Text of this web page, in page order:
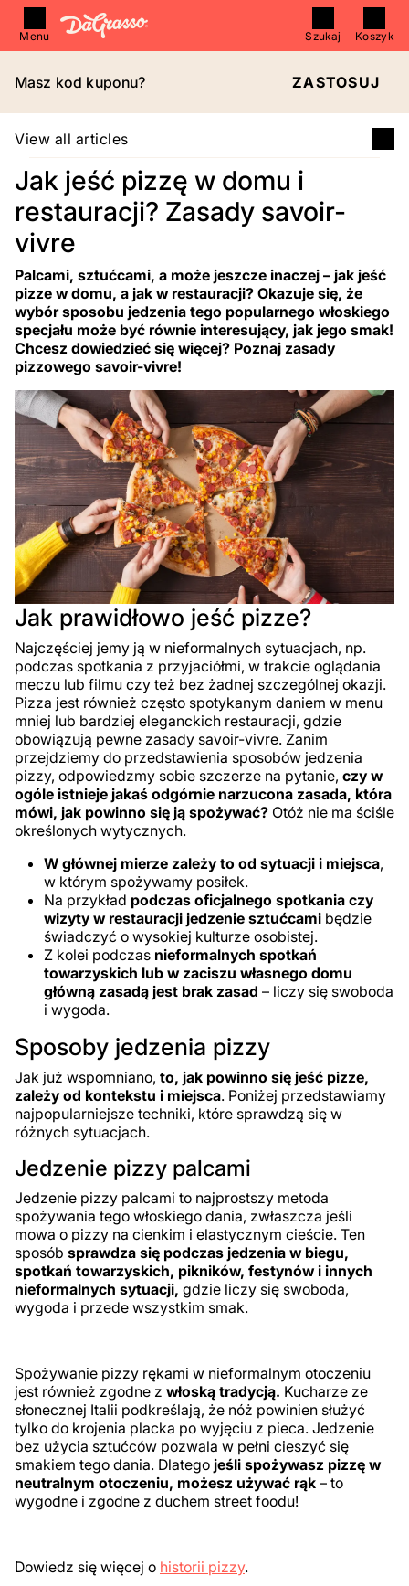
Menu Szukaj Koszyk
Masz kod kuponu? ZASTOSUJ
View all articles
Jak jeść pizzę w domu i
restauracji? Zasady savoir-
vivre
Palcami, sztućcami, a może jeszcze inaczej – jak jeść
pizze w domu, a jak w restauracji? Okazuje się, że
wybór sposobu jedzenia tego popularnego włoskiego
specjału może być równie interesujący, jak jego smak!
Chcesz dowiedzieć się więcej? Poznaj zasady
pizzowego savoir-vivre!
Jak prawidłowo jeść pizze?
Najczęściej jemy ją w nieformalnych sytuacjach, np.
podczas spotkania z przyjaciółmi, w trakcie oglądania
meczu lub filmu czy też bez żadnej szczególnej okazji.
Pizza jest również często spotykanym daniem w menu
mniej lub bardziej eleganckich restauracji, gdzie
obowiązują pewne zasady savoir-vivre. Zanim
przejdziemy do przedstawienia sposobów jedzenia
pizzy, odpowiedzmy sobie szczerze na pytanie, czy w
ogóle istnieje jakaś odgórnie narzucona zasada, która
mówi, jak powinno się ją spożywać? Otóż nie ma ściśle
określonych wytycznych.
W głównej mierze zależy to od sytuacji i miejsca,
w którym spożywamy posiłek.
Na przykład podczas oficjalnego spotkania czy
wizyty w restauracji jedzenie sztućcami będzie
świadczyć o wysokiej kulturze osobistej.
Z kolei podczas nieformalnych spotkań
towarzyskich lub w zaciszu własnego domu
główną zasadą jest brak zasad – liczy się swoboda
i wygoda.
Sposoby jedzenia pizzy
Jak już wspomniano, to, jak powinno się jeść pizze,
zależy od kontekstu i miejsca. Poniżej przedstawiamy
najpopularniejsze techniki, które sprawdzą się w
różnych sytuacjach.
Jedzenie pizzy palcami
Jedzenie pizzy palcami to najprostszy metoda
spożywania tego włoskiego dania, zwłaszcza jeśli
mowa o pizzy na cienkim i elastycznym cieście. Ten
sposób sprawdza się podczas jedzenia w biegu,
spotkań towarzyskich, pikników, festynów i innych
nieformalnych sytuacji, gdzie liczy się swoboda,
wygoda i przede wszystkim smak.
Spożywanie pizzy rękami w nieformalnym otoczeniu
jest również zgodne z włoską tradycją. Kucharze ze
słonecznej Italii podkreślają, że nóż powinien służyć
tylko do krojenia placka po wyjęciu z pieca. Jedzenie
bez użycia sztućców pozwala w pełni cieszyć się
smakiem tego dania. Dlatego jeśli spożywasz pizzę w
neutralnym otoczeniu, możesz używać rąk – to
wygodne i zgodne z duchem street foodu!
Dowiedz się więcej o historii pizzy.